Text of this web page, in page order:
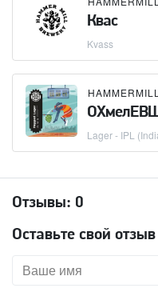
Квас
Kvass
Lager - IPL
Отзывы: 0
Оставьте свой отзыв